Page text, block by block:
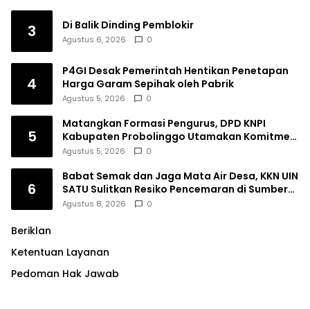
3 Di Balik Dinding Pemblokir
Agustus 6, 2026 0
4
P4GI Desak Pemerintah Hentikan Penetapan
Harga Garam Sepihak oleh Pabrik
Agustus 5, 2026 0
5
Matangkan Formasi Pengurus, DPD KNPI
Kabupaten Probolinggo Utamakan Komitmen
dan Kinerja
Agustus 5, 2026 0
6
Babat Semak dan Jaga Mata Air Desa, KKN UIN
SATU Sulitkan Resiko Pencemaran di Sumber
Ngumbul
Agustus 8, 2026 0
Beriklan
Ketentuan Layanan
Pedoman Hak Jawab